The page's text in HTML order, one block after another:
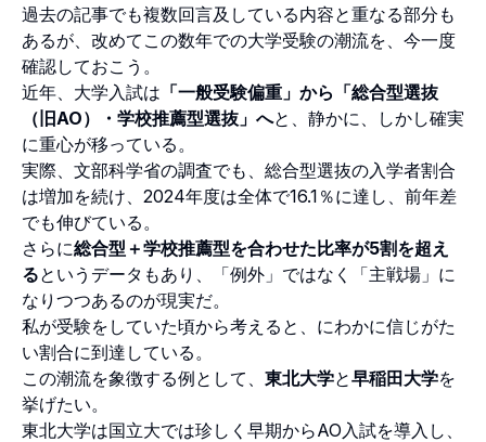
過去の記事でも複数回言及している内容と重なる部分も
あるが、改めてこの数年での大学受験の潮流を、今一度
確認しておこう。
近年、大学入試は 「一般受験偏重」から「総合型選抜
（旧AO）・学校推薦型選抜」へと、静かに、しかし確実
に重心が移っている。
実際、文部科学省の調査でも、総合型選抜の入学者割合
は増加を続け、2024年度は全体で16.1％に達し、前年差
でも伸びている。
さらに総合型＋学校推薦型を合わせた比率が5割を超え
るというデータもあり、「例外」ではなく「主戦場」に
なりつつあるのが現実だ。
私が受験をしていた頃から考えると、にわかに信じがた
い割合に到達している。
この潮流を象徴する例として、 東北大学と早稲田大学を
挙げたい。
東北大学は国立大では珍しく早期からAO入試を導入し、